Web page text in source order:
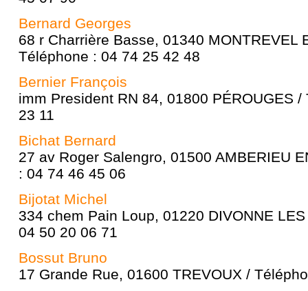
Bernard Georges
68 r Charrière Basse, 01340 MONTREVEL
Téléphone : 04 74 25 42 48
Bernier François
imm President RN 84, 01800 PÉROUGES
23 11
Bichat Bernard
27 av Roger Salengro, 01500 AMBERIEU
: 04 74 46 45 06
Bijotat Michel
334 chem Pain Loup, 01220 DIVONNE
04 50 20 06 71
Bossut Bruno
17 Grande Rue, 01600 TREVOUX /